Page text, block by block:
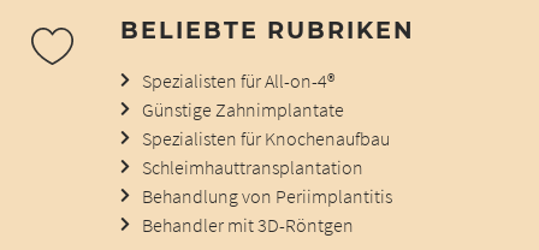
BELIEBTE RUBRIKEN
Spezialisten für All-on-4®
Günstige Zahnimplantate
Spezialisten für Knochenaufbau
Schleimhauttransplantation
Behandlung von Periimplantitis
Behandler mit 3D-Röntgen